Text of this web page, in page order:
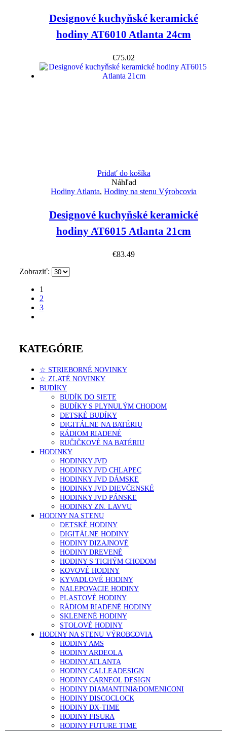
Designové kuchyňské keramické
hodiny AT6010 Atlanta 24cm
€75.02
Pridať do košíka
Náhľad
Hodiny Atlanta, Hodiny na stenu Výrobcovia
Designové kuchyňské keramické
hodiny AT6015 Atlanta 21cm
€83.49
Zobraziť:
1
2
3
KATEGÓRIE
☆ STRIEBORNÉ NOVINKY
☆ ZLATÉ NOVINKY
BUDÍKY
BUDÍK DO SIETE
BUDÍKY S PLYNULÝM CHODOM
DETSKÉ BUDÍKY
DIGITÁLNE NA BATÉRIU
RÁDIOM RIADENÉ
RUČIČKOVÉ NA BATÉRIU
HODINKY
HODINKY JVD
HODINKY JVD CHLAPEC
HODINKY JVD DÁMSKE
HODINKY JVD DIEVČENSKÉ
HODINKY JVD PÁNSKE
HODINKY ZN. LAVVU
HODINY NA STENU
DETSKÉ HODINY
DIGITÁLNE HODINY
HODINY DIZAJNOVÉ
HODINY DREVENÉ
HODINY S TICHÝM CHODOM
KOVOVÉ HODINY
KYVADLOVÉ HODINY
NALEPOVACIE HODINY
PLASTOVÉ HODINY
RÁDIOM RIADENÉ HODINY
SKLENENÉ HODINY
STOLOVÉ HODINY
HODINY NA STENU VÝROBCOVIA
HODINY AMS
HODINY ARDEOLA
HODINY ATLANTA
HODINY CALLEADESIGN
HODINY CARNEOL DESIGN
HODINY DIAMANTINI&DOMENICONI
HODINY DISCOCLOCK
HODINY DX-TIME
HODINY FISURA
HODINY FUTURE TIME